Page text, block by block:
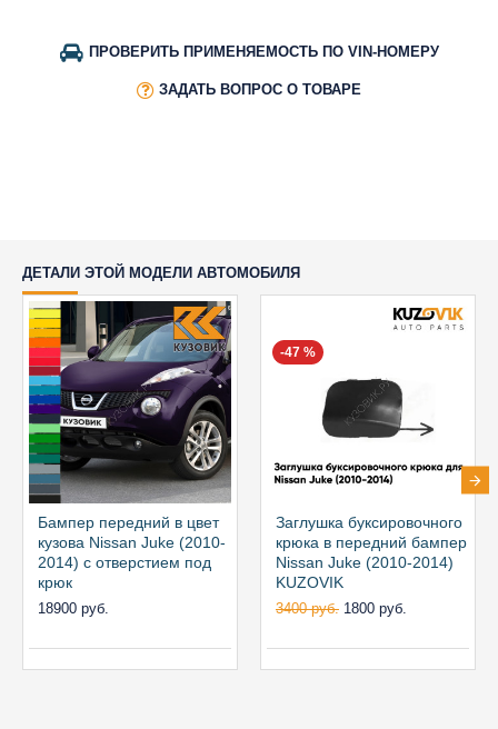
ПРОВЕРИТЬ ПРИМЕНЯЕМОСТЬ ПО VIN-НОМЕРУ
ЗАДАТЬ ВОПРОС О ТОВАРЕ
ДЕТАЛИ ЭТОЙ МОДЕЛИ АВТОМОБИЛЯ
Бампер передний в цвет
кузова Nissan Juke (2010-
2014) с отверстием под
крюк
18900 руб.
-47 %
Заглушка буксировочного
крюка в передний бампер
Nissan Juke (2010-2014)
KUZOVIK
3400 руб. 1800 руб.